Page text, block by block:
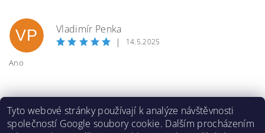
VP
Vladimír Penka
|
14.5.2025
Ano
Tyto webové stránky používají k analýze návštěvnosti
společností Google soubory cookie. Dalším procházením